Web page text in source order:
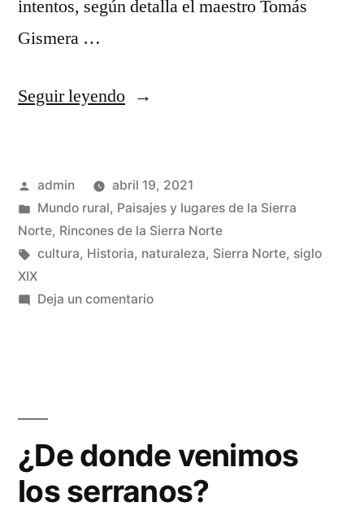
intentos, según detalla el maestro Tomás
Gismera …
Seguir leyendo«El
nunca
llegó»
Publicado
por
admin
abril 19, 2021
Publicado
en
Mundo rural, Paisajes y lugares de la Sierra
Norte, Rincones de la Sierra Norte
Etiquetas:
cultura, Historia, naturaleza, Sierra Norte, siglo
XIX
Deja un comentarioen
¿De donde venimos
los serranos?